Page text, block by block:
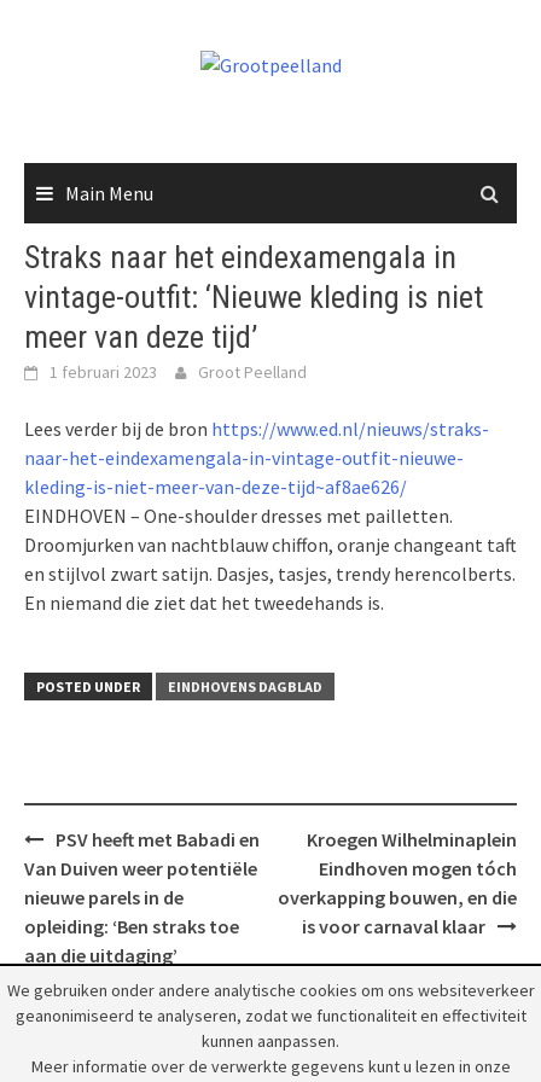
Main Menu
Straks naar het eindexamengala in
vintage-outfit: ‘Nieuwe kleding is niet
meer van deze tijd’
1 februari 2023 Groot Peelland
Lees verder bij de bron https://www.ed.nl/nieuws/straks-
naar-het-eindexamengala-in-vintage-outfit-nieuwe-
kleding-is-niet-meer-van-deze-tijd~af8ae626/
EINDHOVEN – One-shoulder dresses met pailletten.
Droomjurken van nachtblauw chiffon, oranje changeant taft
en stijlvol zwart satijn. Dasjes, tasjes, trendy herencolberts.
En niemand die ziet dat het tweedehands is.
POSTED UNDER EINDHOVENS DAGBLAD
Post
navigation
PSV heeft met Babadi en
Van Duiven weer potentiële
nieuwe parels in de
opleiding: ‘Ben straks toe
aan die uitdaging’
Kroegen Wilhelminaplein
Eindhoven mogen tóch
overkapping bouwen, en die
is voor carnaval klaar
We gebruiken onder andere analytische cookies om ons websiteverkeer
geanonimiseerd te analyseren, zodat we functionaliteit en effectiviteit
kunnen aanpassen.
Meer informatie over de verwerkte gegevens kunt u lezen in onze